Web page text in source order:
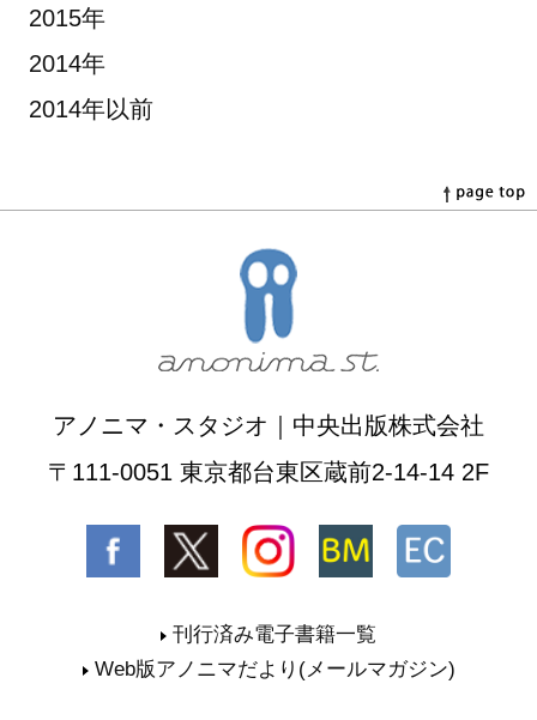
2015年
2014年
2014年以前
アノニマ・スタジオ｜中央出版株式会社
〒111-0051 東京都台東区蔵前2-14-14 2F
刊行済み電子書籍一覧
Web版アノニマだより(メールマガジン)